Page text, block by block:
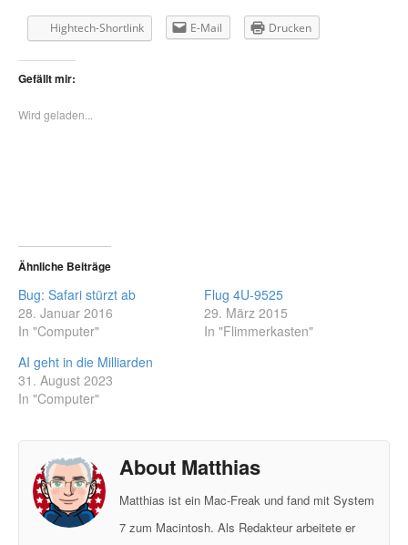
Hightech-Shortlink E-Mail Drucken
Gefällt mir:
Wird geladen...
Ähnliche Beiträge
Bug: Safari stürzt ab
28. Januar 2016
In "Computer"
Flug 4U-9525
29. März 2015
In "Flimmerkasten"
AI geht in die Milliarden
31. August 2023
In "Computer"
About Matthias
Matthias ist ein Mac-Freak und fand mit System
7 zum Macintosh. Als Redakteur arbeitete er